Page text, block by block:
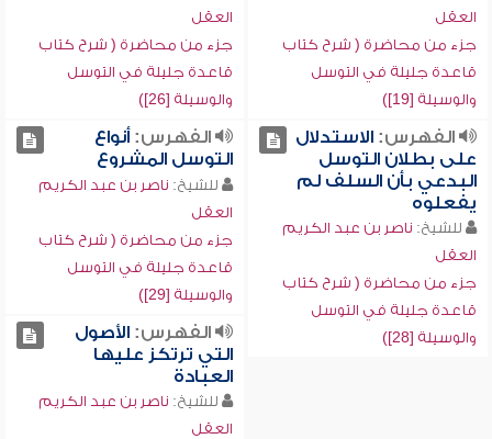
العقل
جزء من محاضرة ( شرح كتاب
قاعدة جليلة في التوسل
والوسيلة [19])
العقل
جزء من محاضرة ( شرح كتاب
قاعدة جليلة في التوسل
والوسيلة [26])
الفهرس:الاستدلال
على بطلان التوسل
البدعي بأن السلف لم
يفعلوه
للشيخ: ناصر بن عبد الكريم
العقل
جزء من محاضرة ( شرح كتاب
قاعدة جليلة في التوسل
والوسيلة [28])
الفهرس:أنواع
التوسل المشروع
للشيخ: ناصر بن عبد الكريم
العقل
جزء من محاضرة ( شرح كتاب
قاعدة جليلة في التوسل
والوسيلة [29])
الفهرس:الأصول
التي ترتكز عليها
العبادة
للشيخ: ناصر بن عبد الكريم
العقل